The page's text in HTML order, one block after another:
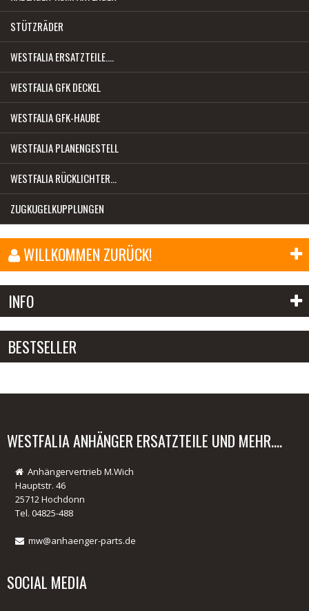
STÜTZRÄDER
WESTFALIA ERSATZTEILE....
WESTFALIA GFK DECKEL
WESTFALIA GFK-HAUBE
WESTFALIA PLANENGESTELL
WESTFALIA RÜCKLICHTER...
ZUGKUGELKUPPLUNGEN
WILLKOMMEN ZURÜCK!
E-Mail-Adresse:
Passwort:
INFO
BESTSELLER
01.
WESTFALIA ANHÄNGER ERSATZTEILE UND MEHR....
Anhängervertrieb M.Wich
Hauptstr. 46
25712 Hochdonn
Tel. 04825-488
mw@anhaenger-parts.de
SOCIAL MEDIA